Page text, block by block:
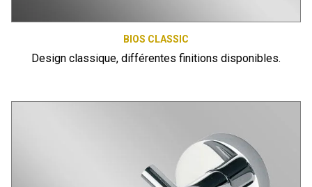
BIOS CLASSIC
Design classique, différentes finitions disponibles.